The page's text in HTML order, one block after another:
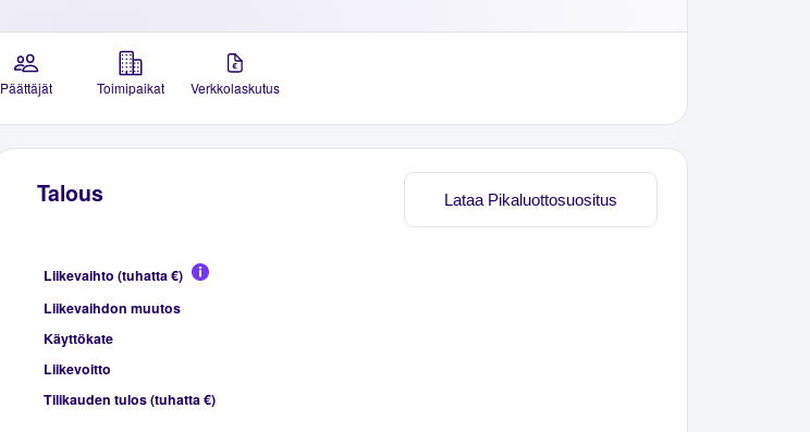
Päättäjät Toimipaikat Verkkolaskutus
Lataa Pikaluottosuositus
Talous
Liikevaihto (tuhatta €)
Liikevaihdon muutos
Käyttökate
Liikevoitto
Tilikauden tulos (tuhatta €)